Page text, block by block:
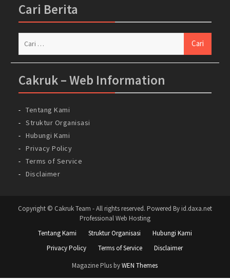
Cari Berita
Cakruk – Web Information
Tentang Kami
Struktur Organisasi
Hubungi Kami
Privacy Policy
Terms of Service
Disclaimer
Copyright © Cakruk Team - All rights reserved. Powered By id.daxa.net
Professional Web Hosting
Tentang Kami
Struktur Organisasi
Hubungi Kami
Privacy Policy
Terms of Service
Disclaimer
Magazine Plus byWEN Themes